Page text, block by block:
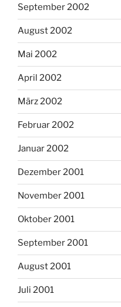
September 2002
August 2002
Mai 2002
April 2002
März 2002
Februar 2002
Januar 2002
Dezember 2001
November 2001
Oktober 2001
September 2001
August 2001
Juli 2001